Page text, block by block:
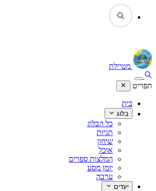
מטיילת
תפריט
בית
בלוג
כל הבלוג
תגיות
שיחון
אוכל
המלצות ספרים
יומן מסע
ערבה
יעדים